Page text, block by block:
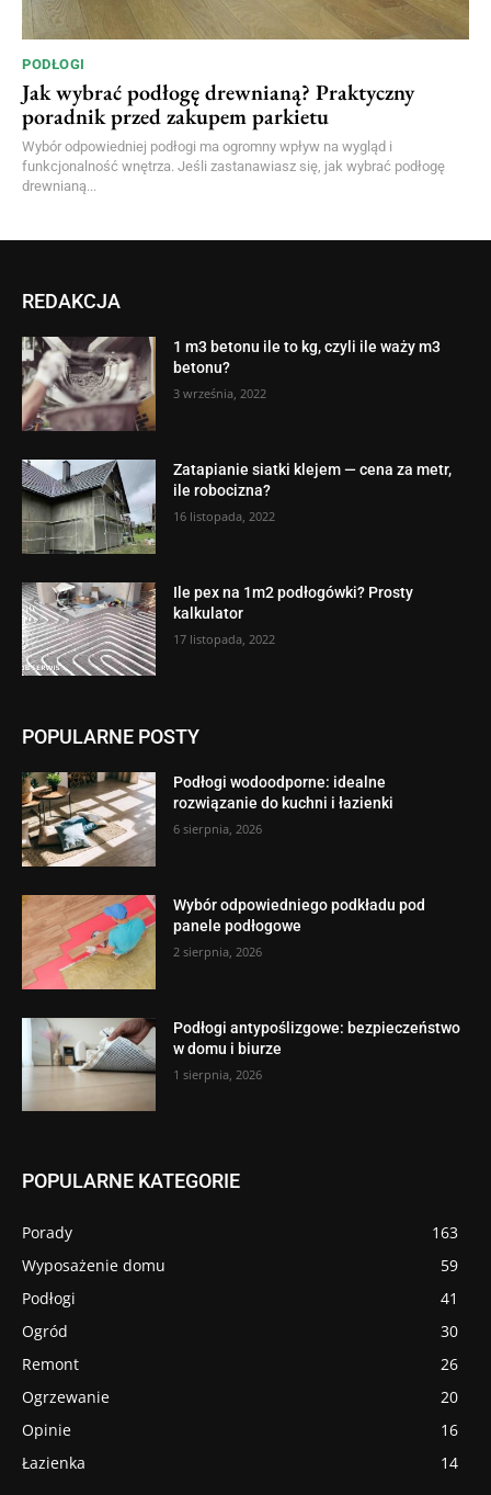
PODŁOGI
Jak wybrać podłogę drewnianą? Praktyczny
poradnik przed zakupem parkietu
Wybór odpowiedniej podłogi ma ogromny wpływ na wygląd i
funkcjonalność wnętrza. Jeśli zastanawiasz się, jak wybrać podłogę
drewnianą...
REDAKCJA
1 m3 betonu ile to kg, czyli ile waży m3
betonu?
3 września, 2022
Zatapianie siatki klejem — cena za metr,
ile robocizna?
16 listopada, 2022
Ile pex na 1m2 podłogówki? Prosty
kalkulator
17 listopada, 2022
POPULARNE POSTY
Podłogi wodoodporne: idealne
rozwiązanie do kuchni i łazienki
6 sierpnia, 2026
Wybór odpowiedniego podkładu pod
panele podłogowe
2 sierpnia, 2026
Podłogi antypoślizgowe: bezpieczeństwo
w domu i biurze
1 sierpnia, 2026
POPULARNE KATEGORIE
Porady
163
Wyposażenie domu
59
Podłogi
41
Ogród
30
Remont
26
Ogrzewanie
20
Opinie
16
Łazienka
14